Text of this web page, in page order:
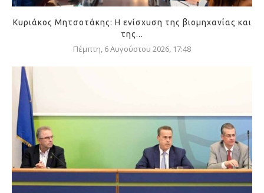
Κυριάκος Μητσοτάκης: Η ενίσχυση της βιομηχανίας και
της...
Πέμπτη, 6 Αυγούστου 2026, 17:48